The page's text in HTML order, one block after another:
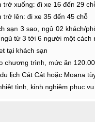
trở xuống: đi xe 16 đến 29
trở lên: đi xe 35 đến 45 chỗ
sạn 3 sao, ngủ 02 khách/
từ 3 tới 6 người một cách
tại khách sạn
chương trình, mức ăn
lịch Cát Cát hoặc Moana
tình, kinh nghiệm phục